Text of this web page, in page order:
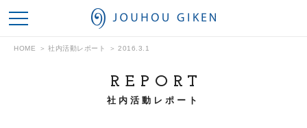
HOME 社内活動レポート 2016.3.1
REPORT
社内活動レポート